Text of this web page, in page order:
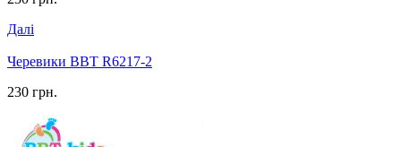
Далі
Черевики BBT R6217-2
230 грн.